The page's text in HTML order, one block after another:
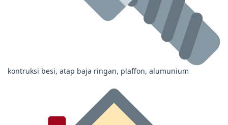
kontruksi besi, atap baja ringan, plaffon, alumunium